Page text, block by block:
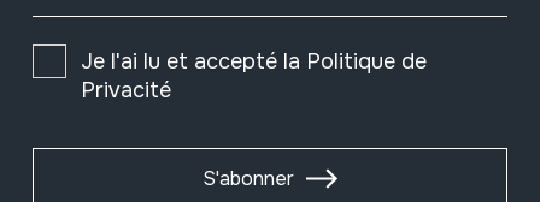
Je l'ai lu et accepté la Politique de
Privacité
S'abonner